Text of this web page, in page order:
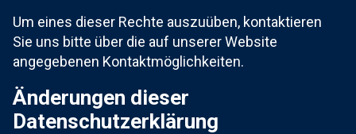
Um eines dieser Rechte auszuüben, kontaktieren
Sie uns bitte über die auf unserer Website
angegebenen Kontaktmöglichkeiten.
Änderungen dieser
Datenschutzerklärung